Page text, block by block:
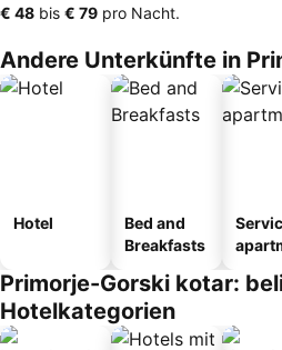
‎€ 48 bis ‎€ 79 pro Nacht.
Andere Unterkünfte in
Hotel
Bed and
Breakfasts
Primorje-Gorski kotar:
Hotelkategorien